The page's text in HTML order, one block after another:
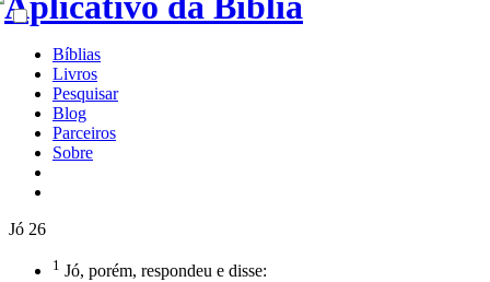
Bíblias
Livros
Pesquisar
Blog
Parceiros
Sobre
Jó 26
1 Jó, porém, respondeu e disse: